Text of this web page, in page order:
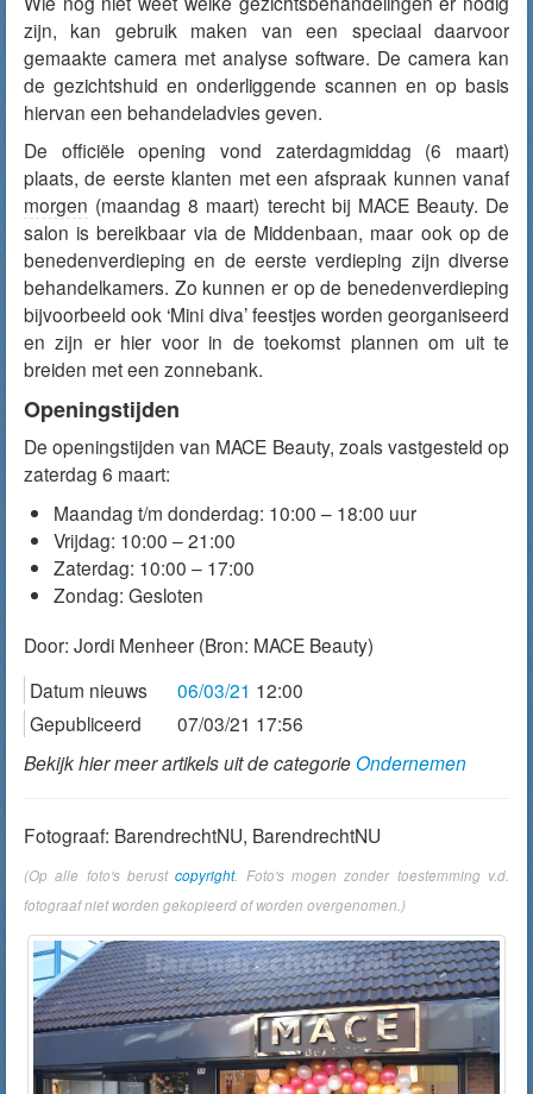
zijn, kan gebruik maken van een speciaal daarvoor
gemaakte camera met analyse software. De camera kan
de gezichtshuid en onderliggende scannen en op basis
hiervan een behandeladvies geven.
De officiële opening vond zaterdagmiddag (6 maart)
plaats, de eerste klanten met een afspraak kunnen vanaf
morgen (maandag 8 maart) terecht bij MACE Beauty. De
salon is bereikbaar via de Middenbaan, maar ook op de
benedenverdieping en de eerste verdieping zijn diverse
behandelkamers. Zo kunnen er op de benedenverdieping
bijvoorbeeld ook ‘Mini diva’ feestjes worden georganiseerd
en zijn er hier voor in de toekomst plannen om uit te
breiden met een zonnebank.
Openingstijden
De openingstijden van MACE Beauty, zoals vastgesteld op
zaterdag 6 maart:
Maandag t/m donderdag: 10:00 – 18:00 uur
Vrijdag: 10:00 – 21:00
Zaterdag: 10:00 – 17:00
Zondag: Gesloten
Door: Jordi Menheer (Bron: MACE Beauty)
Datum nieuws
06/03/21 12:00
Gepubliceerd
07/03/21 17:56
Bekijk hier meer artikels uit de categorieOndernemen
Fotograaf: BarendrechtNU, BarendrechtNU
(Op alle foto's berustcopyright. Foto's mogen zonder toestemming v.d.
fotograaf niet worden gekopieerd of worden overgenomen.)